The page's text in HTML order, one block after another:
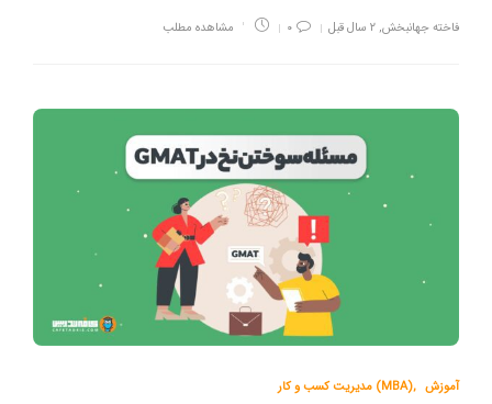
فاخته جهانبخش,۲ سال قبل ۰ مشاهده مطلب
مدیریت کسب و کار (MBA), آموزش